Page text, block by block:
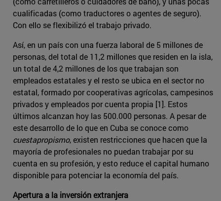
cualificadas (como traductores o agentes de seguro).
Con ello se flexibilizó el trabajo privado.
Así, en un país con una fuerza laboral de 5 millones de
personas, del total de 11,2 millones que residen en la isla,
un total de 4,2 millones de los que trabajan son
empleados estatales y el resto se ubica en el sector no
estatal, formado por cooperativas agrícolas, campesinos
privados y empleados por cuenta propia [1]. Estos
últimos alcanzan hoy las 500.000 personas. A pesar de
este desarrollo de lo que en Cuba se conoce como
cuestapropismo, existen restricciones que hacen que la
mayoría de profesionales no puedan trabajar por su
cuenta en su profesión, y esto reduce el capital humano
disponible para potenciar la economía del país.
Apertura a la inversión extranjera